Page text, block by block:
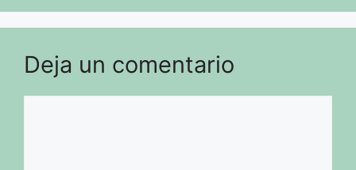
Deja un comentario